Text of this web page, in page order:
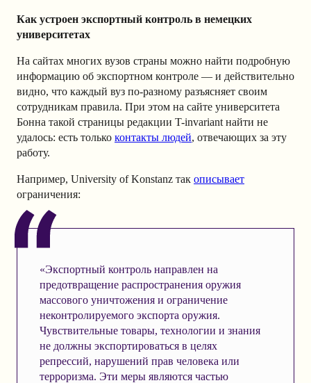
Как устроен экспортный контроль в немецких
университетах
На сайтах многих вузов страны можно найти подробную
информацию об экспортном контроле — и действительно
видно, что каждый вуз по-разному разъясняет своим
сотрудникам правила. При этом на сайте университета
Бонна такой страницы редакции T-invariant найти не
удалось: есть только контакты людей, отвечающих за эту
работу.
Например, University of Konstanz так описывает
ограничения:
«Экспортный контроль направлен на
предотвращение распространения оружия
массового уничтожения и ограничение
неконтролируемого экспорта оружия.
Чувствительные товары, технологии и знания
не должны экспортироваться в целях
репрессий, нарушений прав человека или
терроризма. Эти меры являются частью